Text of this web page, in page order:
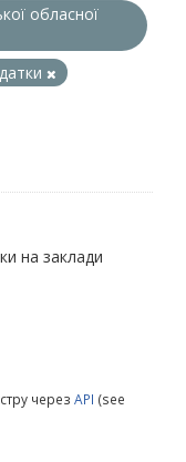
обласної
на заклади
через API (see